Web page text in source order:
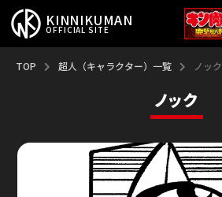
KINNIKUMAN
OFFICIAL SITE
TOP
最新情報
TOP 超人（キャラクター）一覧 ノック
ノック